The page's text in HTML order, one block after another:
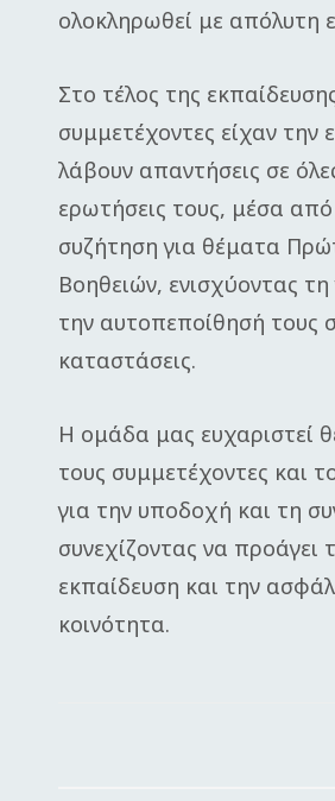
ολοκληρωθεί με απόλυτη
Στο τέλος της
συμμετέχοντες είχαν την
λάβουν απαντήσεις σε
ερωτήσεις τους, μέσα
συζήτηση για θέματα
Βοηθειών, ενισχύοντας
την αυτοπεποίθησή τους
καταστάσεις.
Η ομάδα μας ευχαριστεί
τους συμμετέχοντες και
για την υποδοχή και τη
συνεχίζοντας να προάγει
εκπαίδευση και την
κοινότητα.